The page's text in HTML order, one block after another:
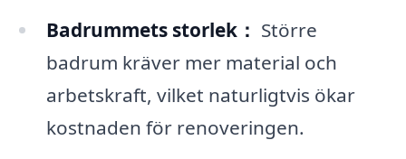
Badrummets storlek： Större
badrum kräver mer material och
arbetskraft, vilket naturligtvis ökar
kostnaden för renoveringen.